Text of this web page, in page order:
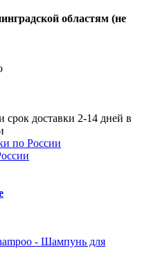
областям (не
срок доставки 2-14 дней в
по России
- Шампунь для